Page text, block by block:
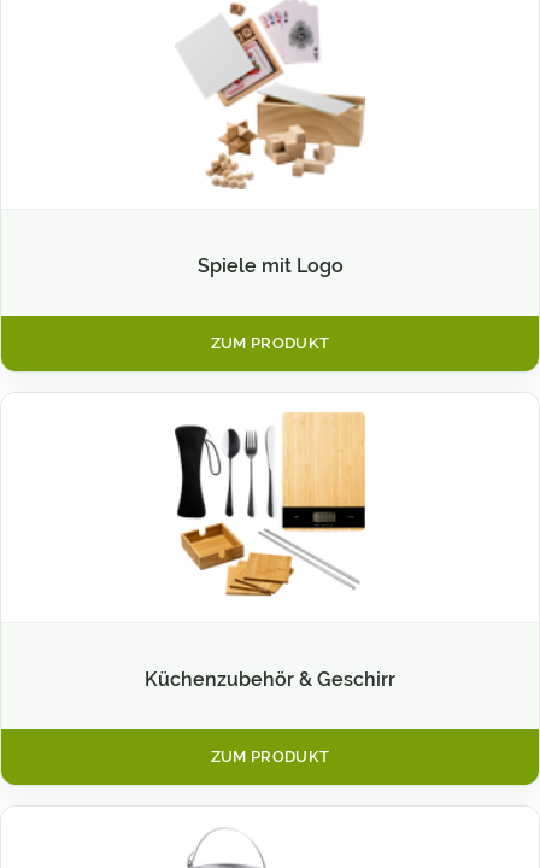
Spiele mit Logo
ZUM PRODUKT
Küchenzubehör & Geschirr
ZUM PRODUKT